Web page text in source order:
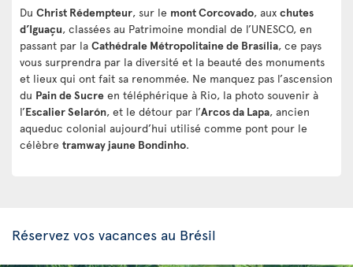
Du Christ Rédempteur, sur le mont Corcovado, aux chutes
d’Iguaçu, classées au Patrimoine mondial de l’UNESCO, en
passant par la Cathédrale Métropolitaine de Brasília, ce pays
vous surprendra par la diversité et la beauté des monuments
et lieux qui ont fait sa renommée. Ne manquez pas l’ascension
du Pain de Sucre en téléphérique à Rio, la photo souvenir à
l’Escalier Selarón, et le détour par l’Arcos da Lapa, ancien
aqueduc colonial aujourd’hui utilisé comme pont pour le
célèbre tramway jaune Bondinho.
Réservez vos vacances au Brésil